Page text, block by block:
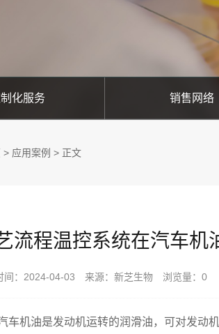
化服务 销售网络
> 应用案例 > 正文
流程温控系统在汽车机
间：2024-04-03 来源：新芝生物 浏览量： 0
机油是发动机运转的润滑油，可对发动机